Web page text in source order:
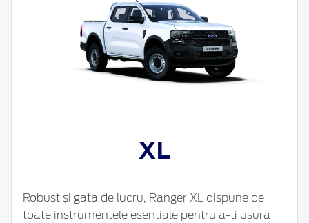
XL
Robust și gata de lucru, Ranger XL dispune de
toate instrumentele esențiale pentru a-ți ușura